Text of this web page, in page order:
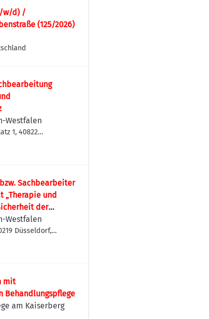
w/d) /
(125/2026)
Westfalen
1, 40822
Sachbearbeiter
und
der
Westfalen
Düsseldorf,
mit
Behandlungspflege
am Kaiserberg